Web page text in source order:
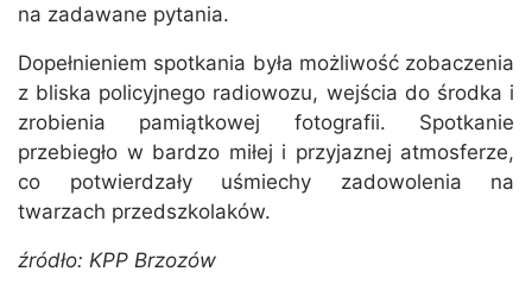
na zadawane pytania.
Dopełnieniem spotkania była możliwość zobaczenia
z bliska policyjnego radiowozu, wejścia do środka i
zrobienia pamiątkowej fotografii. Spotkanie
przebiegło w bardzo miłej i przyjaznej atmosferze,
co potwierdzały uśmiechy zadowolenia na
twarzach przedszkolaków.
źródło: KPP Brzozów